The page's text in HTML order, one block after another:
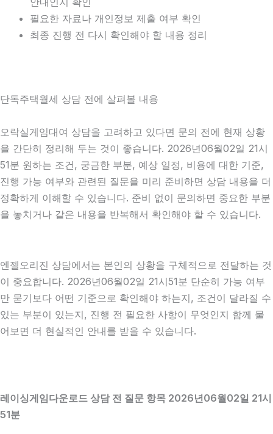
필요한 자료나 개인정보 제출 여부 확인
최종 진행 전 다시 확인해야 할 내용 정리
단독주택월세 상담 전에 살펴볼 내용
오락실게임대여 상담을 고려하고 있다면 문의 전에 현재 상황
을 간단히 정리해 두는 것이 좋습니다. 2026년06월02일 21시
51분 원하는 조건, 궁금한 부분, 예상 일정, 비용에 대한 기준,
진행 가능 여부와 관련된 질문을 미리 준비하면 상담 내용을 더
정확하게 이해할 수 있습니다. 준비 없이 문의하면 중요한 부분
을 놓치거나 같은 내용을 반복해서 확인해야 할 수 있습니다.
엔젤오리진 상담에서는 본인의 상황을 구체적으로 전달하는 것
이 중요합니다. 2026년06월02일 21시51분 단순히 가능 여부
만 묻기보다 어떤 기준으로 확인해야 하는지, 조건이 달라질 수
있는 부분이 있는지, 진행 전 필요한 사항이 무엇인지 함께 물
어보면 더 현실적인 안내를 받을 수 있습니다.
레이싱게임다운로드 상담 전 질문 항목 2026년06월02일 21시
51분